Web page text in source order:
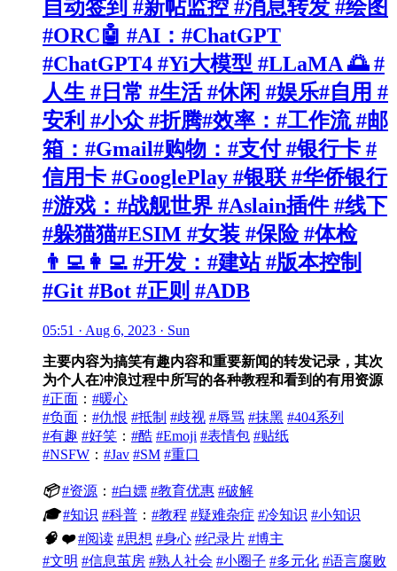
自动签到 #新帖监控 #消息转发 #绘图
#ORC🤖 #AI：#ChatGPT
#ChatGPT4 #Yi大模型 #LLaMA 🌅 #
人生 #日常 #生活 #休闲 #娱乐#自用 #
安利 #小众 #折腾#效率：#工作流 #邮
箱：#Gmail#购物：#支付 #银行卡 #
信用卡 #GooglePlay #银联 #华侨银行
#游戏：#战舰世界 #Aslain插件 #线下
#躲猫猫#ESIM #女装 #保险 #体检
👨‍💻👩‍💻 #开发：#建站 #版本控制
#Git #Bot #正则 #ADB
05:51 · Aug 6, 2023 · Sun
主要内容为搞笑有趣内容和重要新闻的转发记录，其次
为个人在冲浪过程中所写的各种教程和看到的有用资源
#正面 ： #暖心
#负面 ： #仇恨 #抵制 #歧视 #辱骂 #抹黑 #404系列
#有趣 #好笑 ： #酷 #Emoji #表情包 #贴纸
#NSFW ： #Jav #SM #重口
📦 #资源 ： #白嫖 #教育优惠 #破解
🎓 #知识 #科普 ： #教程 #疑难杂症 #冷知识 #小知识
🧠 ❤️ #阅读 #思想 #身心 #纪录片 #博主
#文明 #信息茧房 #熟人社会 #小圈子 #多元化 #语言腐败